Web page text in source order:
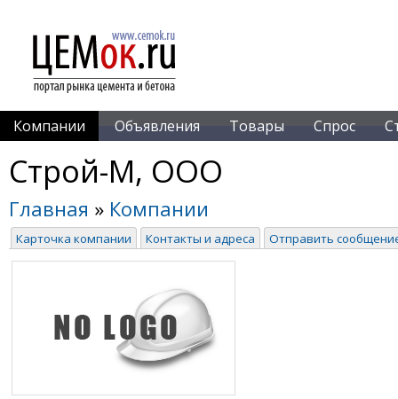
Компании Объявления Товары Спрос
Строй-М, ООО
Главная » Компании
Карточка компании Контакты и адреса Отправить